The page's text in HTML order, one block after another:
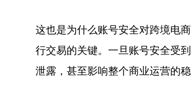
这也是为什么账号安全对跨境电
行交易的关键。一旦账号安全受
泄露，甚至影响整个商业运营的稳